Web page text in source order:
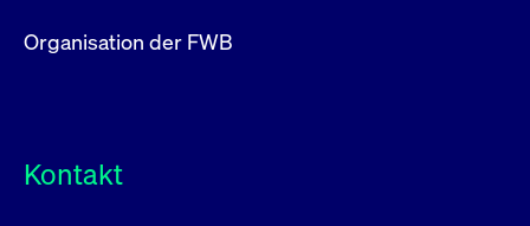
Organisation der FWB
Kontakt